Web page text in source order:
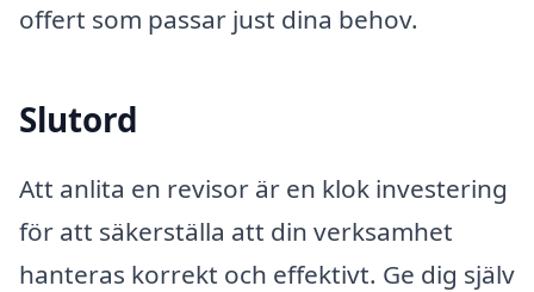
offert som passar just dina behov.
Slutord
Att anlita en revisor är en klok investering
för att säkerställa att din verksamhet
hanteras korrekt och effektivt. Ge dig själv